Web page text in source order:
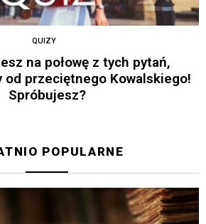
QUIZY
na połowę z tych pytań,
od przeciętnego Kowalskiego!
Spróbujesz?
POPULARNE